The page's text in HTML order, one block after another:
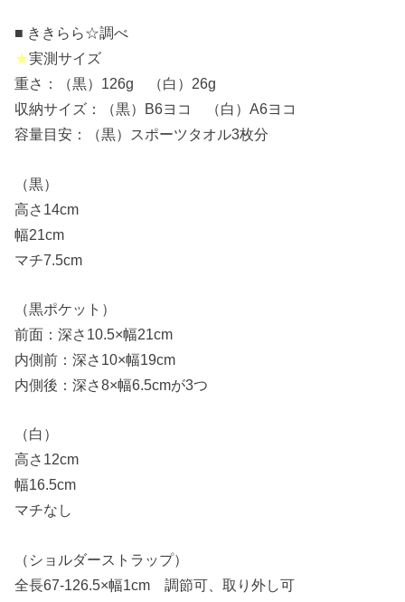
■ ききらら☆調べ
★実測サイズ
重さ：（黒）126g （白）26g
収納サイズ：（黒）B6ヨコ （白）A6ヨコ
容量目安：（黒）スポーツタオル3枚分
（黒）
高さ14cm
幅21cm
マチ7.5cm
（黒ポケット）
前面：深さ10.5×幅21cm
内側前：深さ10×幅19cm
内側後：深さ8×幅6.5cmが3つ
（白）
高さ12cm
幅16.5cm
マチなし
（ショルダーストラップ）
全長67-126.5×幅1cm 調節可、取り外し可